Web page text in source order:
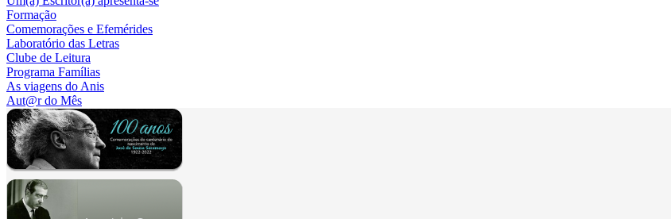
Formação
Comemorações e Efemérides
Laboratório das Letras
Clube de Leitura
Programa Famílias
As viagens do Anis
Aut@r do Mês